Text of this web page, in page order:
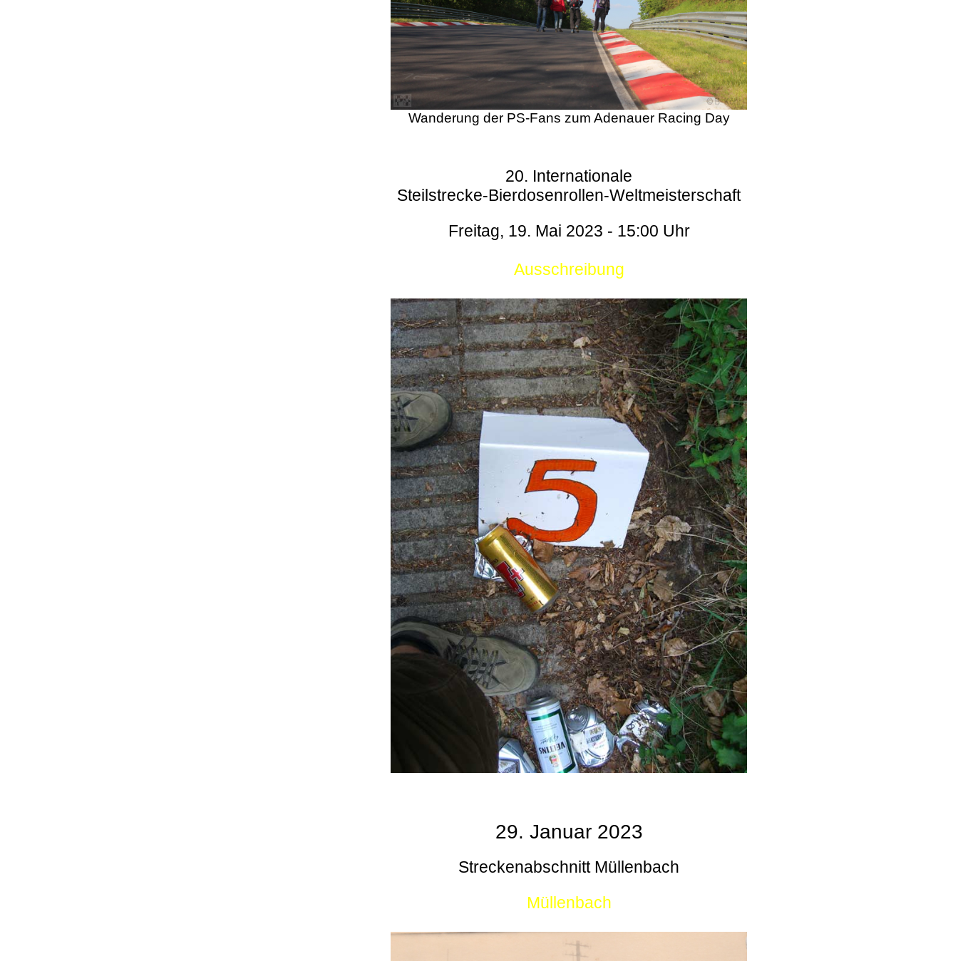
Wanderung der PS-Fans zum Adenauer Racing Day
20. Internationale
Steilstrecke-Bierdosenrollen-Weltmeisterschaft
Freitag, 19. Mai 2023 - 15:00 Uhr
Ausschreibung
29. Januar 2023
Streckenabschnitt Müllenbach
Müllenbach